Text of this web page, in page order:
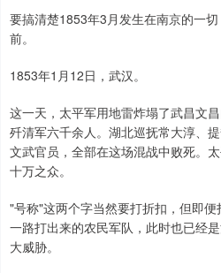
要搞清楚1853年3月发生在南京的一
前。
1853年1月12日，武汉。
这一天，太平军用地雷炸塌了武昌文
歼清军六千余人。湖北巡抚常大淳、
文武官员，全部在这场混战中败死。
十万之众。
"号称"这两个字当然要打折扣，但即
一路打出来的农民军队，此时也已经
大威胁。